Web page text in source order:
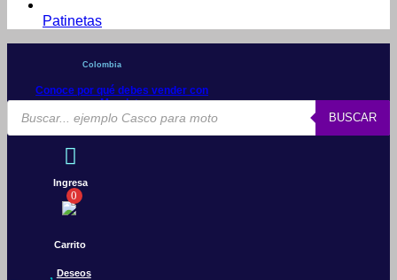
Patinetas
Colombia
Conoce por qué debes vender con
Mercleta
Búsqueda
productos
BUSCAR
Ingresa
0
Carrito
Deseos